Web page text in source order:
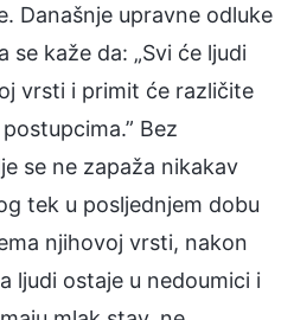
Današnje upravne odluke
se kaže da: „Svi će ljudi
vrsti i primit će različite
Bez
se ne zapaža nikakav
tek u posljednjem dobu
njihovoj vrsti, nakon
ljudi ostaje u nedoumici i